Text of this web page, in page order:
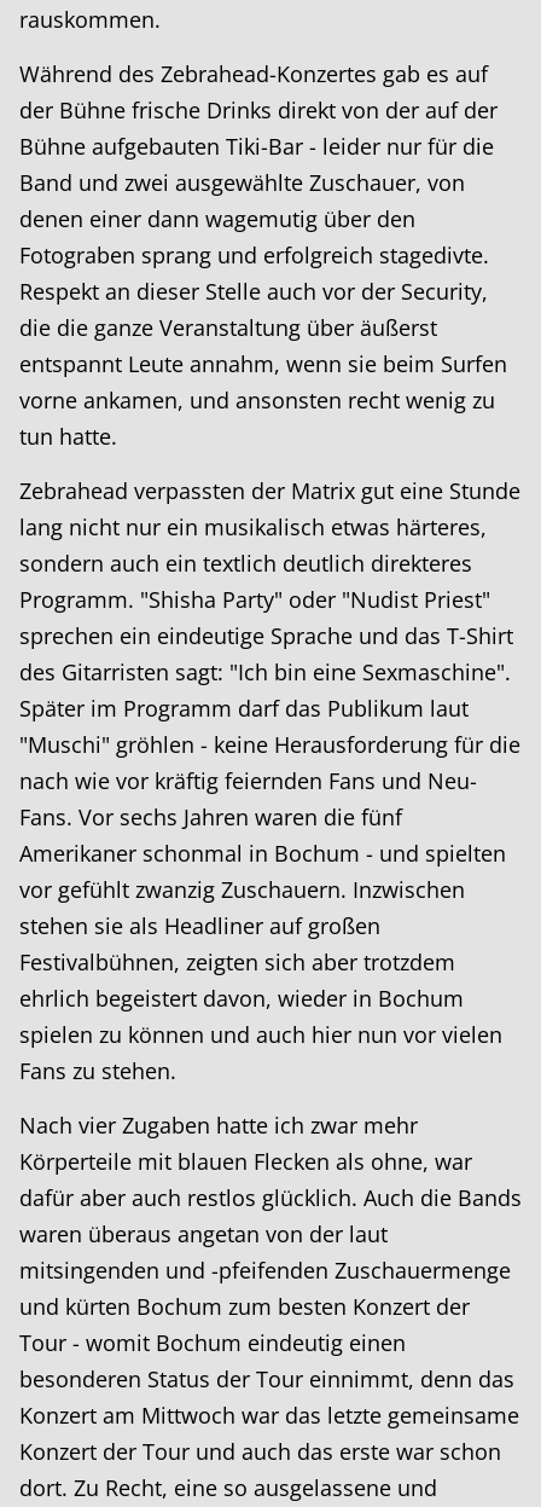
rauskommen.
Während des Zebrahead-Konzertes gab es auf
der Bühne frische Drinks direkt von der auf der
Bühne aufgebauten Tiki-Bar - leider nur für die
Band und zwei ausgewählte Zuschauer, von
denen einer dann wagemutig über den
Fotograben sprang und erfolgreich stagedivte.
Respekt an dieser Stelle auch vor der Security,
die die ganze Veranstaltung über äußerst
entspannt Leute annahm, wenn sie beim Surfen
vorne ankamen, und ansonsten recht wenig zu
tun hatte.
Zebrahead verpassten der Matrix gut eine Stunde
lang nicht nur ein musikalisch etwas härteres,
sondern auch ein textlich deutlich direkteres
Programm. "Shisha Party" oder "Nudist Priest"
sprechen ein eindeutige Sprache und das T-Shirt
des Gitarristen sagt: "Ich bin eine Sexmaschine".
Später im Programm darf das Publikum laut
"Muschi" gröhlen - keine Herausforderung für die
nach wie vor kräftig feiernden Fans und Neu-
Fans. Vor sechs Jahren waren die fünf
Amerikaner schonmal in Bochum - und spielten
vor gefühlt zwanzig Zuschauern. Inzwischen
stehen sie als Headliner auf großen
Festivalbühnen, zeigten sich aber trotzdem
ehrlich begeistert davon, wieder in Bochum
spielen zu können und auch hier nun vor vielen
Fans zu stehen.
Nach vier Zugaben hatte ich zwar mehr
Körperteile mit blauen Flecken als ohne, war
dafür aber auch restlos glücklich. Auch die Bands
waren überaus angetan von der laut
mitsingenden und -pfeifenden Zuschauermenge
und kürten Bochum zum besten Konzert der
Tour - womit Bochum eindeutig einen
besonderen Status der Tour einnimmt, denn das
Konzert am Mittwoch war das letzte gemeinsame
Konzert der Tour und auch das erste war schon
dort. Zu Recht, eine so ausgelassene und